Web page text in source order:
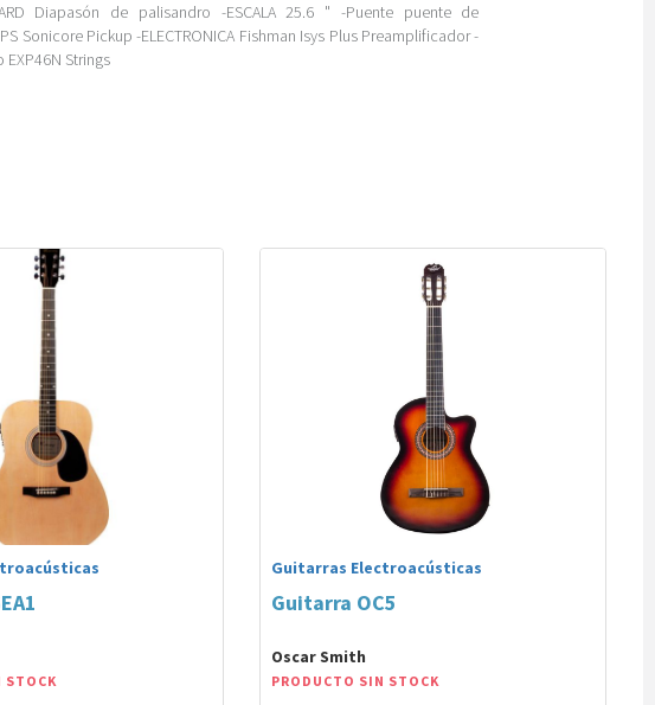
Diapasón de palisandro -ESCALA 25.6 " -Puente puente de
Sonicore Pickup -ELECTRONICA Fishman Isys Plus Preamplificador -
EXP46N Strings
STOCK
Guitarras Electroacústicas
Guitarra OC5
Oscar Smith
PRODUCTO SIN STOCK